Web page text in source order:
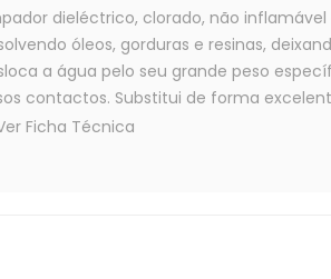
dieléctrico, clorado, não
óleos, gorduras e resinas,
a água pelo seu grande peso
contactos. Substitui de forma
Ficha Técnica